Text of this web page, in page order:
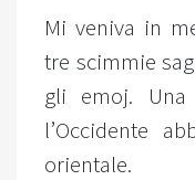
Mi veniva in
tre scimmie
gli emoj.
l’Occidente
orientale.